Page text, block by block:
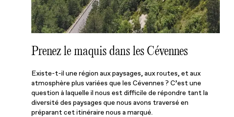
Prenez le maquis dans les Cévennes
Existe-t-il une région aux paysages, aux routes, et aux
atmosphère plus variées que les Cévennes ? C’est une
question à laquelle il nous est difficile de répondre tant la
diversité des paysages que nous avons traversé en
préparant cet itinéraire nous a marqué.